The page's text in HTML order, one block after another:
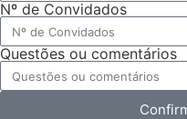
Nº de Convidados
Questões ou comentários